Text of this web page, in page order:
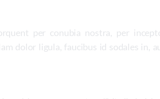
per conubia nostra, per
dolor ligula, faucibus id sodales in,